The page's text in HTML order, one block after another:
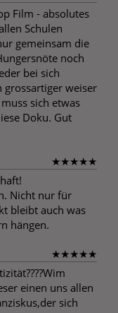
Film - absolutes
Schulen
gemeinsam die
noch
bei sich
grossartiger weiser
sich etwas
Doku. Gut
★★★★★
Nicht nur für
bleibt auch was
hängen.
★★★★★
einen uns allen
sich